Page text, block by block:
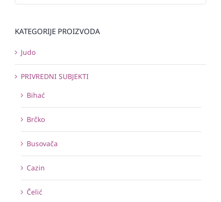
KATEGORIJE PROIZVODA
Judo
PRIVREDNI SUBJEKTI
Bihać
Brčko
Busovača
Cazin
Čelić